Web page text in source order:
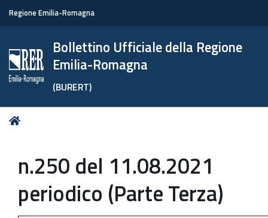
Regione Emilia-Romagna
Bollettino Ufficiale della Regione
Emilia-Romagna
(BURERT)
Tu
n.250 del 11.08.2021
periodico (Parte Terza)